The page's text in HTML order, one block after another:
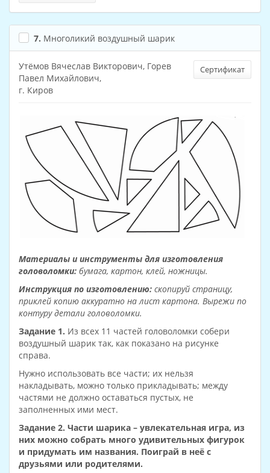
7. Многоликий воздушный шарик
Сертификат
Утёмов Вячеслав Викторович, Горев
Павел Михайлович,
г. Киров
Материалы и инструменты для изготовления
головоломки: бумага, картон, клей, ножницы.
Инструкция по изготовлению: скопируй страницу,
приклей копию аккуратно на лист картона. Вырежи по
контуру детали головоломки.
Задание 1. Из всех 11 частей головоломки собери
воздушный шарик так, как показано на рисунке
справа.
Нужно использовать все части; их нельзя
накладывать, можно только прикладывать; между
частями не должно оставаться пустых, не
заполненных ими мест.
Задание 2. Части шарика – увлекательная игра, из
них можно собрать много удивительных фигурок
и придумать им названия. Поиграй в неё с
друзьями или родителями.